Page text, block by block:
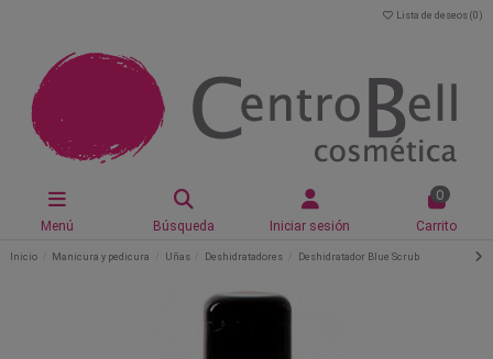
Lista de deseos (0 )
Menú Búsqueda Iniciar sesión
0
Carrito
Inicio Manicura y pedicura Uñas Deshidratadores Deshidratador Blue Scrub